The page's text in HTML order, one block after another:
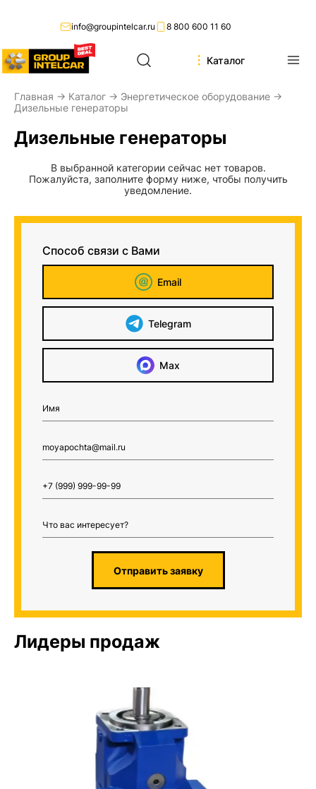
8 800 600 11 60
info@groupintelcar.ru
Каталог
Главная → Каталог → Энергетическое оборудование →
Дизельные генераторы
Дизельные генераторы
В выбранной категории сейчас нет товаров.
Пожалуйста, заполните форму ниже, чтобы получить
уведомление.
Способ связи с Вами
Email
Telegram
Max
Отправить заявку
Лидеры продаж